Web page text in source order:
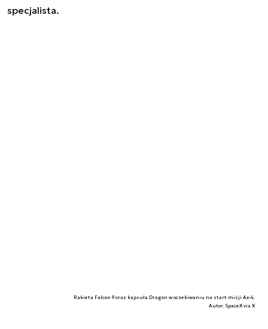
specjalista.
Rakieta Falcon 9 oraz kapsuła Dragon w oczekiwaniu na start misji Ax-4.
Autor. SpaceX via X